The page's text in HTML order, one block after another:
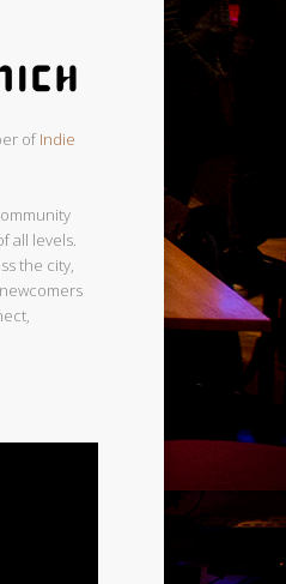
ofIndie
all levels.
the city,